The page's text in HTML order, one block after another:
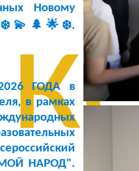
Новому
! ❄️💫🌲🌟❄️.
ГОДА в
в рамках
НАРОД".